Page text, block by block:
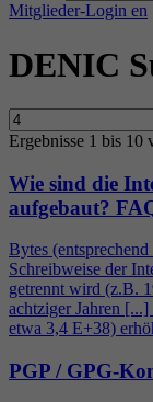
Mitglieder-Login en
DENIC
Ergebnisse 1 bis 10
Wie sind die
aufgebaut?
Bytes
Schreibweise der
getrennt wird (z.B.
achtziger Jahren
etwa 3,4 E+38)
PGP / GPG-